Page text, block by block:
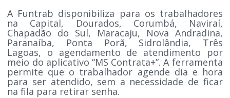
A Funtrab disponibiliza para os trabalhadores
na Capital, Dourados, Corumbá, Naviraí,
Chapadão do Sul, Maracaju, Nova Andradina,
Paranaíba, Ponta Porã, Sidrolândia, Três
Lagoas, o agendamento de atendimento por
meio do aplicativo “MS Contrata+”. A ferramenta
permite que o trabalhador agende dia e hora
para ser atendido, sem a necessidade de ficar
na fila para retirar senha.